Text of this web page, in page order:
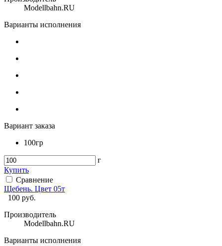
Modellbahn.RU
Варианты исполнения
Вариант заказа
100гр
г
Купить
Сравнение
Щебень. Цвет 05т
100 руб.
Производитель
Modellbahn.RU
Варианты исполнения